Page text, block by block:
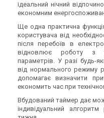
ідеальний нічний
економним
Ще одна практична
користувача від
після перебоїв в
відновлює роботу з
параметрів. У разі будь-
від нормального режиму
допомагає визначити
економить час при
Вбудований таймер дає
індивідуальний